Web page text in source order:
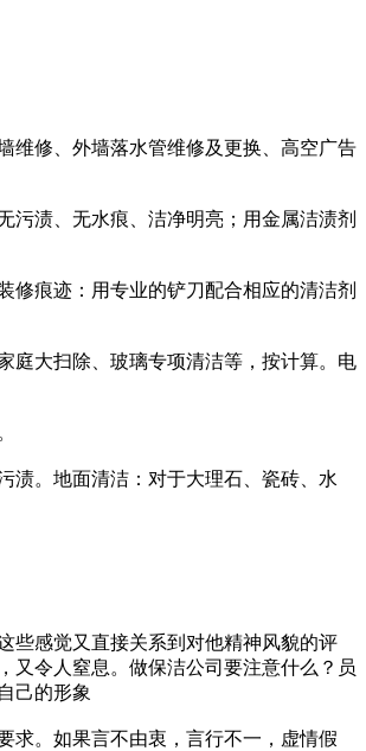
修、外墙落水管维修及更换、高空广告
渍、无水痕、洁净明亮；用金属洁渍剂
痕迹：用专业的铲刀配合相应的清洁剂
大扫除、玻璃专项清洁等，按计算。电
。地面清洁：对于大理石、瓷砖、水
感觉又直接关系到对他精神风貌的评
又令人窒息。做保洁公司要注意什么？员
己的形象
。如果言不由衷，言行不一，虚情假